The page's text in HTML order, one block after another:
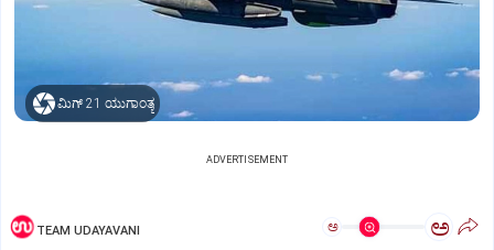
ಮಿಗ್‌ 21 ಯುಗಾಂತ್ಯ
ADVERTISEMENT
TEAM UDAYAVANI ಅ ಅ